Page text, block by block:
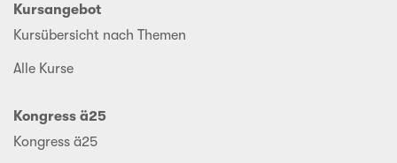
Kursangebot
Kursübersicht nach Themen
Alle Kurse
Kongress ä25
Kongress ä25